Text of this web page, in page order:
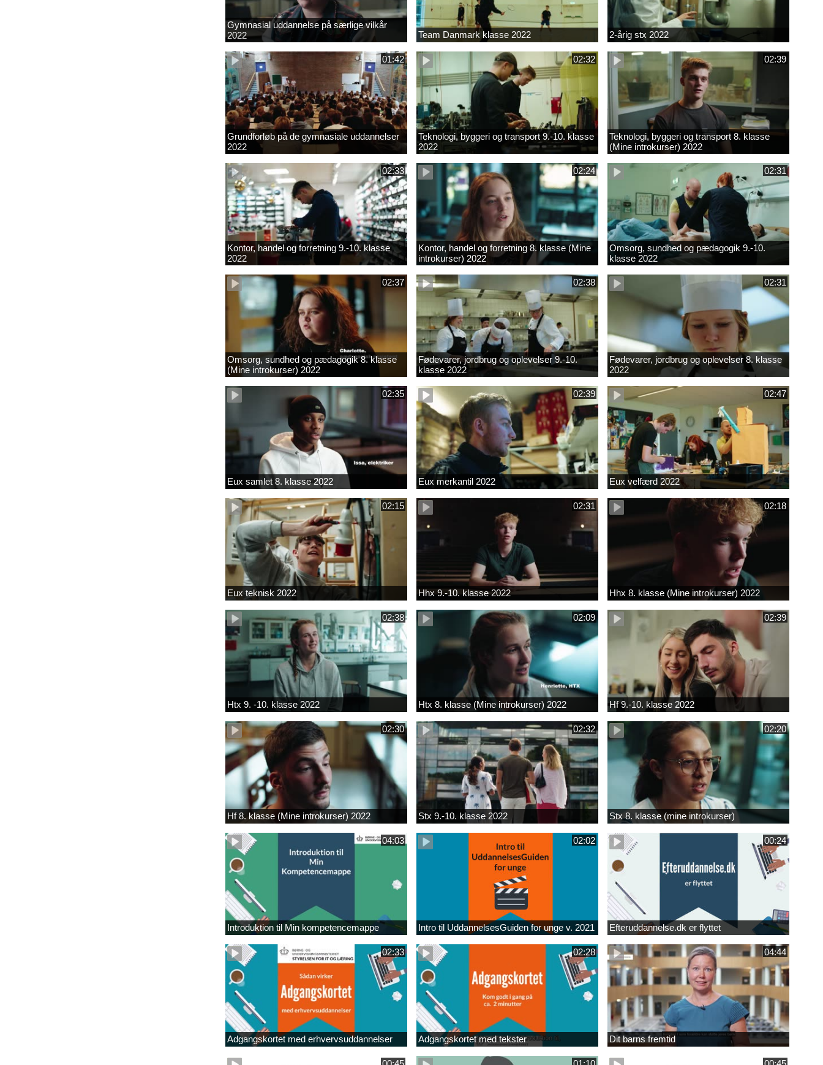
Gymnasial uddannelse på særlige vilkår
2022
Team Danmark klasse 2022 2-årig stx 2022
01:42
Grundforløb på de gymnasiale uddannelser
2022
02:32
Teknologi, byggeri og transport 9.-10. klasse
2022
02:39
Teknologi, byggeri og transport 8. klasse
(Mine introkurser) 2022
02:33
Kontor, handel og forretning 9.-10. klasse
2022
02:24
Kontor, handel og forretning 8. klasse (Mine
introkurser) 2022
02:31
Omsorg, sundhed og pædagogik 9.-10.
klasse 2022
02:37
Omsorg, sundhed og pædagogik 8. klasse
(Mine introkurser) 2022
02:38
Fødevarer, jordbrug og oplevelser 9.-10.
klasse 2022
02:31
Fødevarer, jordbrug og oplevelser 8. klasse
2022
02:35
Eux samlet 8. klasse 2022
02:39
Eux merkantil 2022
02:47
Eux velfærd 2022
02:15
Eux teknisk 2022
02:31
Hhx 9.-10. klasse 2022
02:18
Hhx 8. klasse (Mine introkurser) 2022
02:38
Htx 9. -10. klasse 2022
02:09
Htx 8. klasse (Mine introkurser) 2022
02:39
Hf 9.-10. klasse 2022
02:30
Hf 8. klasse (Mine introkurser) 2022
02:32
Stx 9.-10. klasse 2022
02:20
Stx 8. klasse (mine introkurser)
04:03
Introduktion til Min kompetencemappe
02:02
Intro til UddannelsesGuiden for unge v. 2021
00:24
Efteruddannelse.dk er flyttet
02:33
Adgangskortet med erhvervsuddannelser
02:28
Adgangskortet med tekster
04:44
Dit barns fremtid